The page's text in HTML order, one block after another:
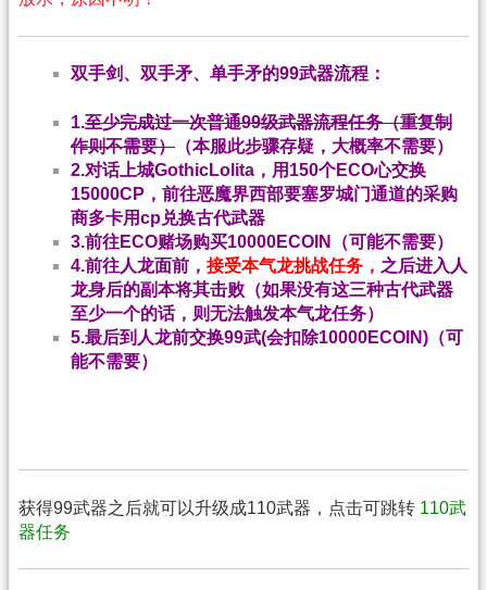
双手剑、双手矛、单手矛的99武器流程：
1.至少完成过一次普通99级武器流程任务（重复制
作则不需要） （本服此步骤存疑，大概率不需要）
2.对话上城GothicLolita，用150个ECO心交换
15000CP，前往恶魔界西部要塞罗城门通道的采购
商多卡用cp兑换古代武器
3.前往ECO赌场购买10000ECOIN（可能不需要）
4.前往人龙面前， 接受本气龙挑战任务， 之后进入人
龙身后的副本将其击败（如果没有这三种古代武器
至少一个的话，则无法触发本气龙任务）
5.最后到人龙前交换99武(会扣除10000ECOIN)（可
能不需要）
获得99武器之后就可以升级成110武器，点击可跳转 110武
器任务